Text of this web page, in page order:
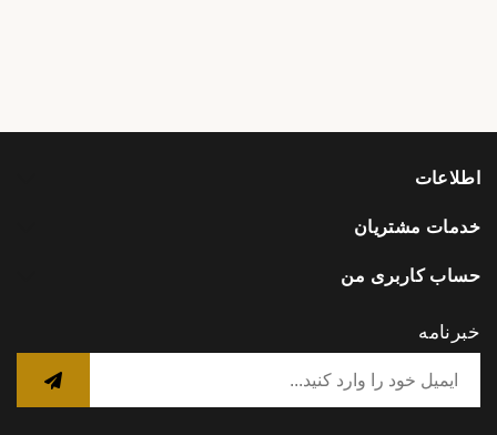
اطلاعات
خدمات مشتریان
حساب کاربری من
خبرنامه